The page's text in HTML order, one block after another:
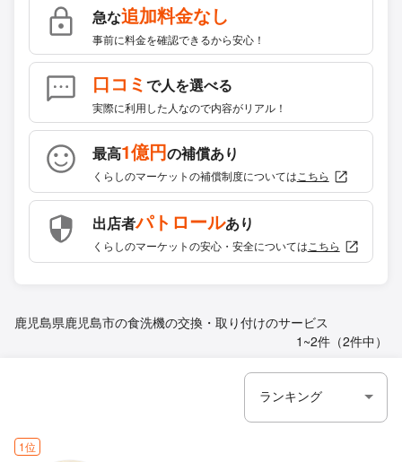
急な追加料金なし
事前に料金を確認できるから安心！
口コミ で人を選べる
実際に利用した人なので内容がリアル！
最高1億円の補償あり
くらしのマーケットの補償制度については こちら
出店者パトロールあり
くらしのマーケットの安心・安全については こちら
鹿児島県鹿児島市の食洗機の交換・取り付けのサービス
1~2件（2件中）
1位